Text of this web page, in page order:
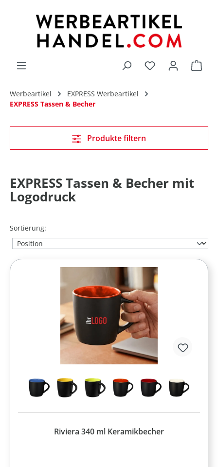
Du hast 0
Werbeartikel
EXPRESS Werbeartikel
EXPRESS Tassen & Becher
EXPRESS Tassen & Becher mit
Logodruck
Sortierung:
Riviera 340 ml Keramikbecher
Produkte filtern